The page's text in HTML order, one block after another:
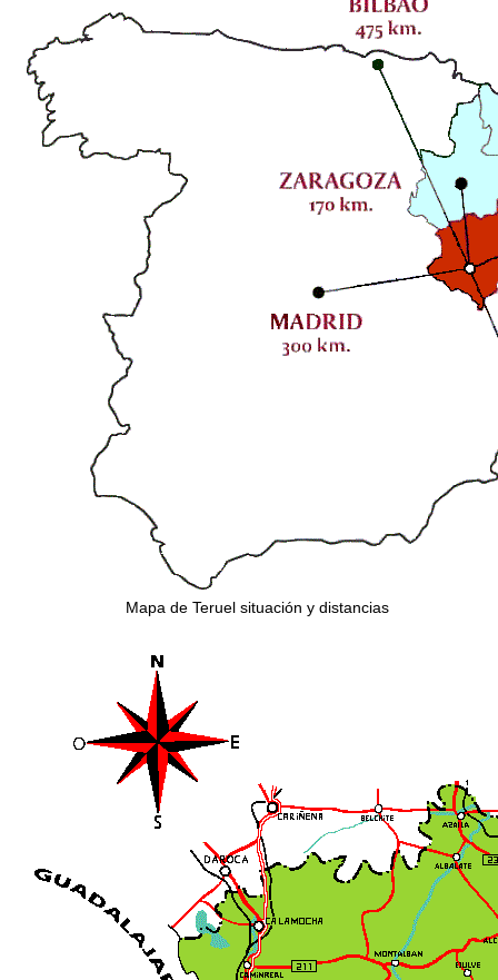
Mapa de Teruel situación y distancias